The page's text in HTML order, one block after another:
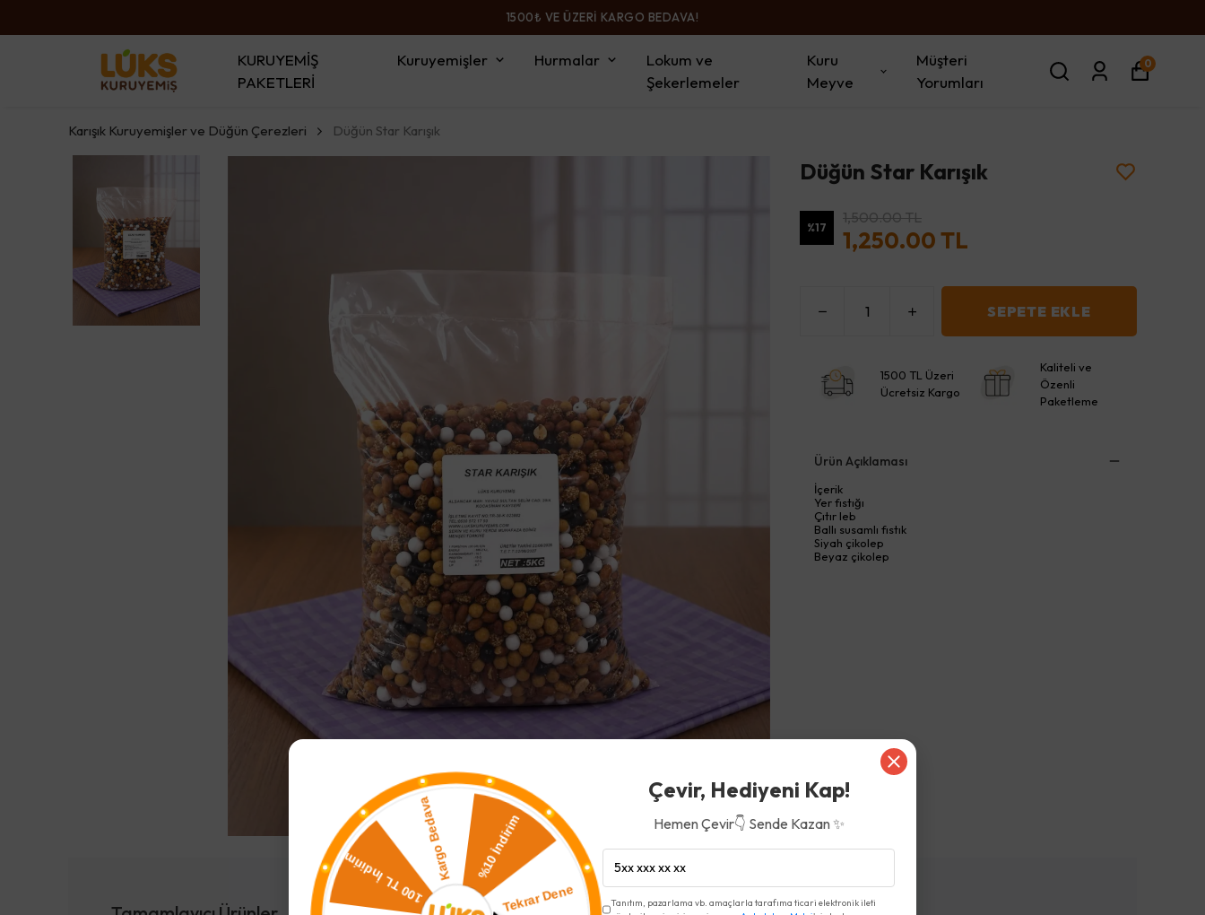
1500₺ VE ÜZERİ KARGO BEDAVA!
KURUYEMİŞ
PAKETLERİ
Kuruyemişler Hurmalar
Lokum ve
Şekerlemeler
Kuru
Meyve
Müşteri
Yorumları
0
Karışık Kuruyemişler ve Düğün Çerezleri Düğün Star Karışık
Düğün Star Karışık
%17
1,500.00 TL
1,250.00 TL
SEPETE EKLE
1500 TL Üzeri
Ücretsiz Kargo
Kaliteli ve
Özenli
Paketleme
Ürün Açıklaması
İçerik
Yer fıstığı
Çıtır leb
Ballı susamlı fıstık
Siyah çikolep
Beyaz çikolep
Çevir, Hediyeni Kap!
Hemen Çevir👇 Sende Kazan ✨
Tanıtım, pazarlama vb. amaçlarla tarafıma ticari elektronik ileti